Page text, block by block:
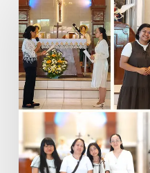
not
be
afraid,
little
flock”:
Quezon
City